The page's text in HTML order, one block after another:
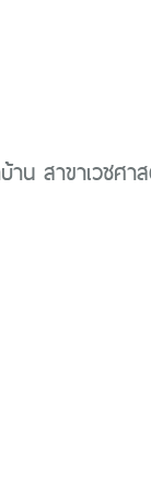
าน สาขาเวชศา